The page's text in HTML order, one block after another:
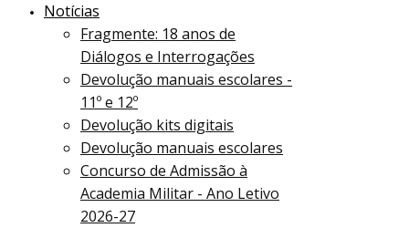
Notícias
Fragmente: 18 anos de
Diálogos e Interrogações
Devolução manuais escolares -
11º e 12º
Devolução kits digitais
Devolução manuais escolares
Concurso de Admissão à
Academia Militar - Ano Letivo
2026-27